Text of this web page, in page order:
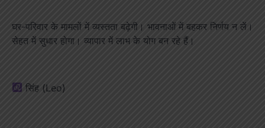
घर-परिवार के मामलों में व्यस्तता बढ़ेगी। भावनाओं में बहकर निर्णय न लें।
सेहत में सुधार होगा। व्यापार में लाभ के योग बन रहे हैं।
सिंह (Leo)